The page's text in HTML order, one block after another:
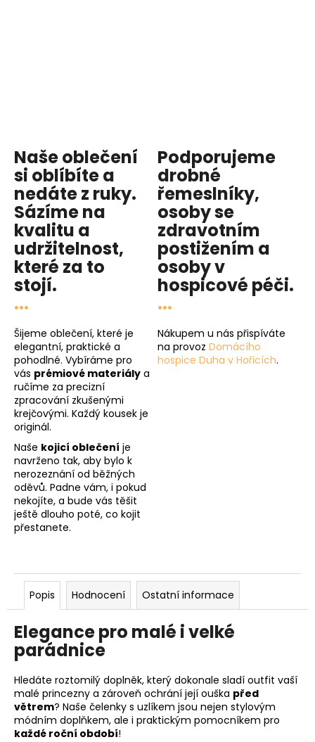
Naše oblečení
si oblíbíte a
nedáte z ruky.
Sázíme na
kvalitu a
udržitelnost,
které za to
stojí.
...
Šijeme oblečení, které je
elegantní, praktické a
pohodlné. Vybíráme pro
vás prémiové materiály a
ručíme za precizní
zpracování zkušenými
krejčovými. Každý kousek je
originál.
Naše kojicí oblečení je
navrženo tak, aby bylo k
nerozeznání od běžných
oděvů. Padne vám, i pokud
nekojíte, a bude vás těšit
ještě dlouho poté, co kojit
přestanete.
Podporujeme
drobné
řemeslníky,
osoby se
zdravotním
postižením a
osoby v
hospicové péči.
...
Nákupem u nás přispíváte
na provoz Domácího
hospice Duha v Hořicích.
Popis Hodnocení Ostatní informace
Elegance pro malé i velké
parádnice
Hledáte roztomilý doplněk, který dokonale sladí outfit vaší
malé princezny a zároveň ochrání její ouška před
větrem? Naše čelenky s uzlíkem jsou nejen stylovým
módním doplňkem, ale i praktickým pomocníkem pro
každé roční období!